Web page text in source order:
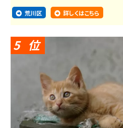
荒川区 詳しくはこちら
5